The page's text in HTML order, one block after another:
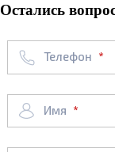
Остались
Телефон
Имя